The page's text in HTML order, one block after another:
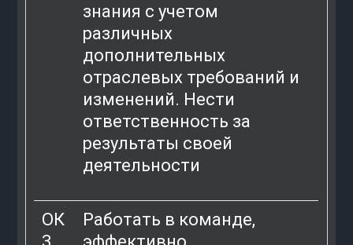
знания с учетом
различных
дополнительных
отраслевых требований и
изменений. Нести
ответственность за
результаты своей
деятельности
ОК
Работать в команде,